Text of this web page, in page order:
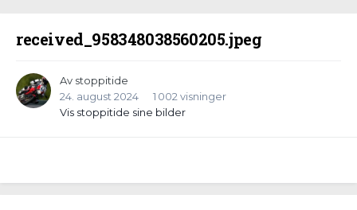
received_958348038560205.jpeg
Av stoppitide
24. august 2024
1 002 visninger
Vis stoppitide sine bilder